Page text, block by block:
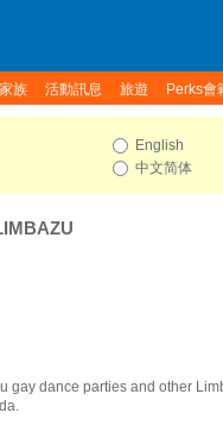
家族 活動訊息 旅遊 Perks會
English
中文简体
gay dance parties and other